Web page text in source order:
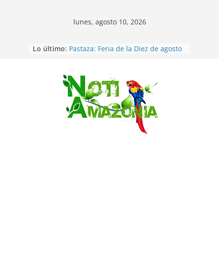
Saltar
lunes, agosto 10, 2026
Lo último: Ecuador: Ocho cadáveres hallados
atrajo a miles de personas en la
edición 2026 (video)
Pastaza: Fiscal no emite cargos
contra hombre de 50años que
mantenía relacion de «noviazgo»
con una menor de10 años en